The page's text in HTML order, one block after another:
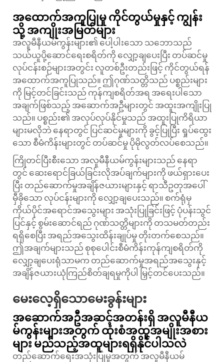
အထောက်အကူပြုမှု ကိုင်တွယ်မှုနှင့် ကျွန်း
သို့ အကျိုးအမြတ်များ
အလူမီနီယမ်ကွန်းများ၏ ပေါ့ပါးသော သဘောသည်
သယ်ယူပို့ဆောင်ရေးစရိတ်ကို လျှော့ချပေးပြီး တပ်ဆင်မှု
လုပ်ငန်းစဉ်များအတွင်း လူတစ်ဦးတည်းဖြင့် ကိုင်တွယ်ရန်
အထောက်အကူပြုသည်။ ဤဂုဏ်သတ္တိသည် ပစ္စည်းများ
ကို မြင့်တင်ခြင်းသည် ကုန်ကျစရိတ်အရ အရေးပါသော
အချက်ဖြစ်သည့် အဆောက်အဦများတွင် အထူးအကျိုးပြု
သည်။ ပစ္စည်း၏ အလုပ်လုပ်နိုင်မှုသည် အထူးပြုကိရိယာ
များမလိုဘဲ နေရာတွင် ပြင်ဆင်မှုများကို ခွင့်ပြုပြီး ရှုပ်ထွေး
သော စီမံကိန်းများတွင် တပ်ဆင်မှု ပိုမိုလွတ်လပ်စေသည်။
ကြိုတင်ပြီးစီးသော အလူမီနီယမ်ကွန်းများသည် နေရာ
တွင် ဆေးရောင်ခြယ်ခြင်းလိုအပ်ချက်များကို ဖယ်ရှားပေး
ပြီး တည်ဆောက်မှုအချိန်ဇယားများနှင့် ရာသီဥတုအပေါ်
မှီခိုသော လုပ်ငန်းများကို လျှော့ချပေးသည်။ စက်ရုံမှ
ကိုယ်ပိုင်အရောင်အသွေးများ အသုံးပြုခြင်းဖြင့် ပုံပန်းသွင်
ပြင်နှင့် စွမ်းဆောင်ရည် ဂုဏ်သတ္တိများကို တသမတ်တည်း
ရရှိစေပြီး အရည်အသွေးထိန်းချုပ်မှု တိုးတက်စေသည်။
ဤအချက်များသည် စုစုပေါင်းစီမံကိန်းကုန်ကျစရိတ်ကို
လျှော့ချပေးရုံသာမက တည်ဆောက်မှုအရည်အသွေးနှင့်
အချိန်ဇယားယုံကြည်စိတ်ချရမှုကိုပါ မြှင့်တင်ပေးသည်။
မေးလေ့ရှိသောမေးခွန်းများ
အဆောက်အဦအဆင့်အတန်းရှိ အလူမီနီယ
မ်ကွန်းများအတွက် ထုံးစံအထူအမျိုးအစား
များ မည်သည့်အထူများရရှိနိုင်ပါသလဲ
တည်ဆောက်ရေးအသုံးပြုမှုအတွက် အလူမီနီယမ်